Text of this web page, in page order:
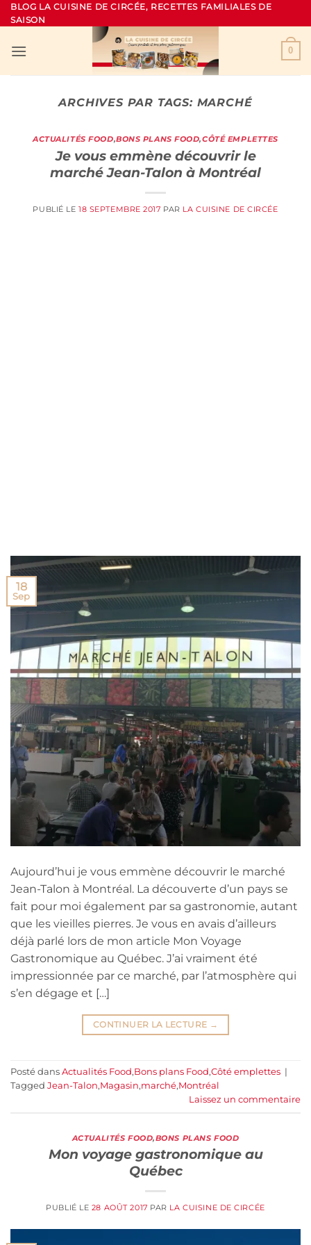
Passer
au
BLOG LA CUISINE DE CIRCÉE, RECETTES FAMILIALES DE
SAISON
0
ARCHIVES PAR TAGS: MARCHÉ
ACTUALITÉS FOOD,BONS PLANS FOOD,CÔTÉ EMPLETTES
Je vous emmène découvrir le
marché Jean-Talon à Montréal
PUBLIÉ LE18 SEPTEMBRE 2017 PAR LA CUISINE DE CIRCÉE
18
Sep
Aujourd’hui je vous emmène découvrir le marché
Jean-Talon à Montréal. La découverte d’un pays se
fait pour moi également par sa gastronomie, autant
que les vieilles pierres. Je vous en avais d’ailleurs
déjà parlé lors de mon article Mon Voyage
Gastronomique au Québec. J’ai vraiment été
impressionnée par ce marché, par l’atmosphère qui
s’en dégage et […]
CONTINUER LA LECTURE →
Posté dans Actualités Food,Bons plans Food,Côté emplettes |
Tagged Jean-Talon,Magasin,marché,Montréal
Laissez un commentaire
ACTUALITÉS FOOD,BONS PLANS FOOD
Mon voyage gastronomique au
Québec
PUBLIÉ LE 28 AOÛT 2017 PAR LA CUISINE DE CIRCÉE